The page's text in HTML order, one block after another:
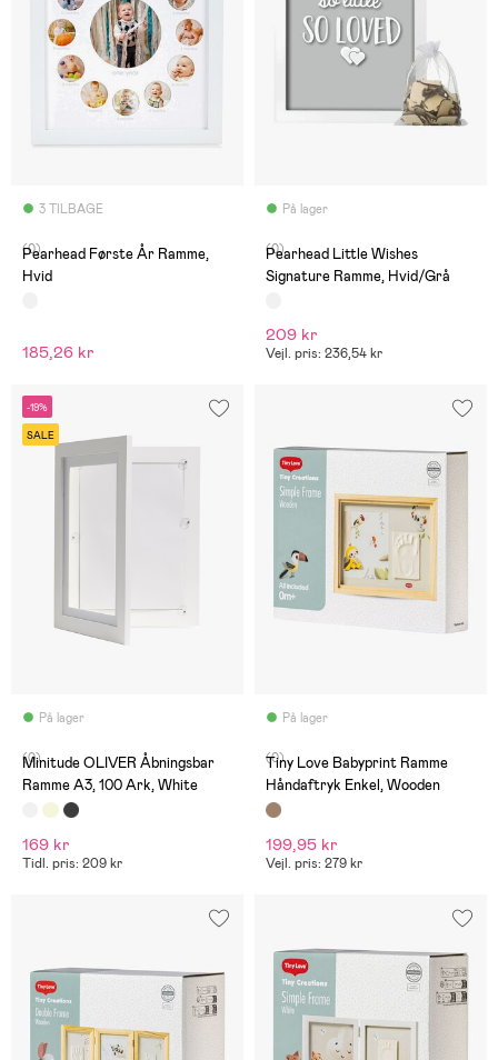
3 TILBAGE
(0)
Pearhead Første År Ramme,
Hvid
185,26 kr
På lager
(0)
Pearhead Little Wishes
Signature Ramme, Hvid/Grå
209 kr
Vejl. pris: 236,54 kr
-19%
SALE
På lager
(0)
Minitude OLIVER Åbningsbar
Ramme A3, 100 Ark, White
169 kr
Tidl. pris: 209 kr
På lager
(0)
Tiny Love Babyprint Ramme
Håndaftryk Enkel, Wooden
199,95 kr
Vejl. pris: 279 kr